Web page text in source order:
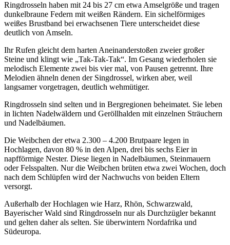
Ringdrosseln haben mit 24 bis 27 cm etwa Amselgröße und tragen
dunkelbraune Federn mit weißen Rändern. Ein sichelförmiges
weißes Brustband bei erwachsenen Tiere unterscheidet diese
deutlich von Amseln.
Ihr Rufen gleicht dem harten Aneinanderstoßen zweier großer
Steine und klingt wie „Tak-Tak-Tak“. Im Gesang wiederholen sie
melodisch Elemente zwei bis vier mal, von Pausen getrennt. Ihre
Melodien ähneln denen der Singdrossel, wirken aber, weil
langsamer vorgetragen, deutlich wehmütiger.
Ringdrosseln sind selten und in Bergregionen beheimatet. Sie leben
in lichten Nadelwäldern und Geröllhalden mit einzelnen Sträuchern
und Nadelbäumen.
Die Weibchen der etwa 2.300 – 4.200 Brutpaare legen in
Hochlagen, davon 80 % in den Alpen, drei bis sechs Eier in
napfförmige Nester. Diese liegen in Nadelbäumen, Steinmauern
oder Felsspalten. Nur die Weibchen brüten etwa zwei Wochen, doch
nach dem Schlüpfen wird der Nachwuchs von beiden Eltern
versorgt.
Außerhalb der Hochlagen wie Harz, Rhön, Schwarzwald,
Bayerischer Wald sind Ringdrosseln nur als Durchzügler bekannt
und gelten daher als selten. Sie überwintern Nordafrika und
Südeuropa.